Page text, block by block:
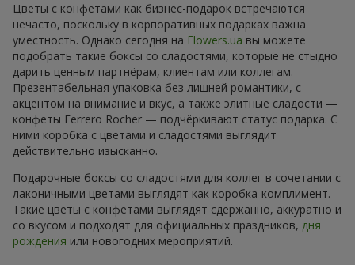
Цветы с конфетами как бизнес-подарок встречаются
нечасто, поскольку в корпоративных подарках важна
уместность. Однако сегодня на Flowers.ua вы можете
подобрать такие боксы со сладостями, которые не стыдно
дарить ценным партнёрам, клиентам или коллегам.
Презентабельная упаковка без лишней романтики, с
акцентом на внимание и вкус, а также элитные сладости —
конфеты Ferrero Rocher — подчёркивают статус подарка. С
ними коробка с цветами и сладостями выглядит
действительно изысканно.
Подарочные боксы со сладостями для коллег в сочетании с
лаконичными цветами выглядят как коробка-комплимент.
Такие цветы с конфетами выглядят сдержанно, аккуратно и
со вкусом и подходят для официальных праздников, дня
рождения или новогодних мероприятий.